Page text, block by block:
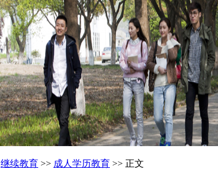
继续教育 >> 成人学历教育 >> 正文